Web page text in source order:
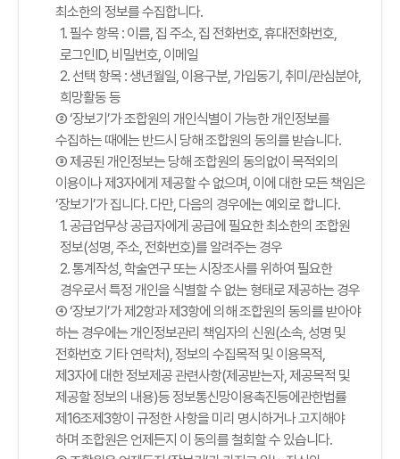
최소한의 정보를 수집합니다.
1. 필수 항목 : 이름, 집 주소, 집 전화번호, 휴대전화번호,
로그인ID, 비밀번호, 이메일
2. 선택 항목 : 생년월일, 이용구분, 가입동기, 취미/관심분야,
희망활동 등
② ‘장보기’가 조합원의 개인식별이 가능한 개인정보를
수집하는 때에는 반드시 당해 조합원의 동의를 받습니다.
③ 제공된 개인정보는 당해 조합원의 동의없이 목적외의
이용이나 제3자에게 제공할 수 없으며, 이에 대한 모든 책임은
‘장보기’가 집니다. 다만, 다음의 경우에는 예외로 합니다.
1. 공급업무상 공급자에게 공급에 필요한 최소한의 조합원
정보(성명, 주소, 전화번호)를 알려주는 경우
2. 통계작성, 학술연구 또는 시장조사를 위하여 필요한
경우로서 특정 개인을 식별할 수 없는 형태로 제공하는 경우
④ ‘장보기’가 제2항과 제3항에 의해 조합원의 동의를 받아야
하는 경우에는 개인정보관리 책임자의 신원(소속, 성명 및
전화번호 기타 연락처), 정보의 수집목적 및 이용목적,
제3자에 대한 정보제공 관련사항(제공받는자, 제공목적 및
제공할 정보의 내용)등 정보통신망이용촉진등에관한법률
제16조제3항이 규정한 사항을 미리 명시하거나 고지해야
하며 조합원은 언제든지 이 동의를 철회할 수 있습니다.